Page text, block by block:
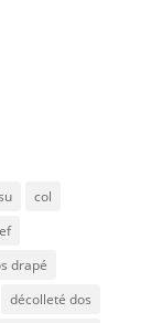
col
drapé
décolleté dos